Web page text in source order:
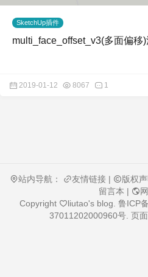
SketchUp插件
multi_face_offset_v3(多面偏移
2019-01-12 8067 1
站内导航： 友情链接 | 版权
留言本 |
Copyright
liutao's blog 鲁ICP
37011202000960号 . 页